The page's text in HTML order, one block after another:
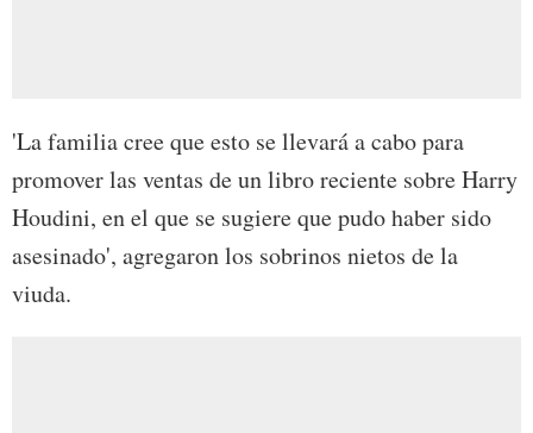
'La familia cree que esto se llevará a cabo para
promover las ventas de un libro reciente sobre Harry
Houdini, en el que se sugiere que pudo haber sido
asesinado', agregaron los sobrinos nietos de la
viuda.